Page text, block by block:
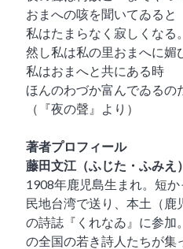
おまへの咳を聞いてゐると
私はたまらなく寂しくなる。
然し私は私の里おまへに媚
私はおまへと共にある時
ほんのわづか富んでゐるの
（『夜の聲』より）
著者プロフィール
藤田文江（ふじた・ふみえ）
1908年鹿児島生まれ。短
民地台湾で送り、本土（鹿
の詩誌『くれなゐ』に参加
の全国の若き詩人たちが集